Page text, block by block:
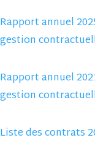
Rapport annuel
gestion
Rapport annuel
gestion
Liste des contrats